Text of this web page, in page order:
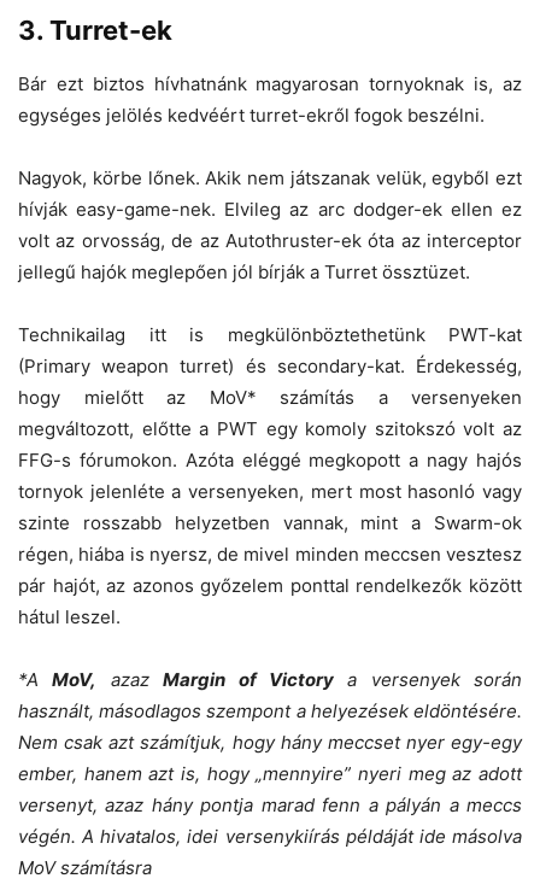
3. Turret-ek
Bár ezt biztos hívhatnánk magyarosan tornyoknak is, az
egységes jelölés kedvéért turret-ekről fogok beszélni.
Nagyok, körbe lőnek. Akik nem játszanak velük, egyből ezt
hívják easy-game-nek. Elvileg az arc dodger-ek ellen ez
volt az orvosság, de az Autothruster-ek óta az interceptor
jellegű hajók meglepően jól bírják a Turret össztüzet.
Technikailag itt is megkülönböztethetünk PWT-kat
(Primary weapon turret) és secondary-kat. Érdekesség,
hogy mielőtt az MoV* számítás a versenyeken
megváltozott, előtte a PWT egy komoly szitokszó volt az
FFG-s fórumokon. Azóta eléggé megkopott a nagy hajós
tornyok jelenléte a versenyeken, mert most hasonló vagy
szinte rosszabb helyzetben vannak, mint a Swarm-ok
régen, hiába is nyersz, de mivel minden meccsen vesztesz
pár hajót, az azonos győzelem ponttal rendelkezők között
hátul leszel.
*AMoV, azazMargin of Victorya versenyek során
használt, másodlagos szempont a helyezések eldöntésére.
Nem csak azt számítjuk, hogy hány meccset nyer egy-egy
ember, hanem azt is, hogy „mennyire” nyeri meg az adott
versenyt, azaz hány pontja marad fenn a pályán a meccs
végén. A hivatalos, idei versenykiírás példáját ide másolva
MoV számításra